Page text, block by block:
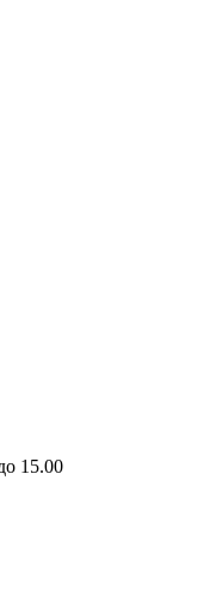
15.00